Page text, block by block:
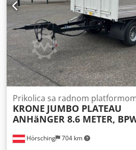
Hörsching 704 km
Prikolica sa radnom
KRONE JUMBO PLATEAU
ANHäNGER 8.6 METER,